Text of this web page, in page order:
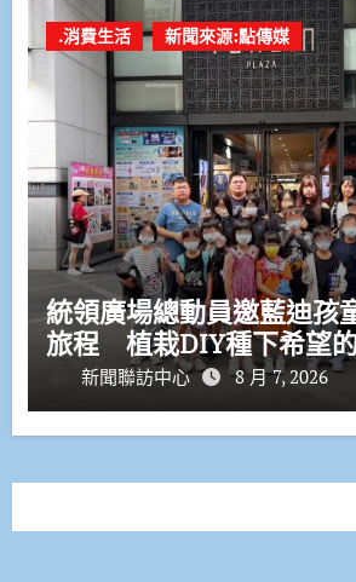
.消費生活 新聞來源:點傳媒
統領廣場總動員邀藍迪孩
旅程 植栽DIY種下希望
新聞聯訪中心 8 月 7, 2026